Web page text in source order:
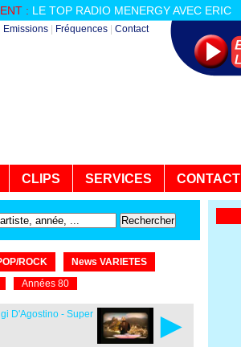
: LE TOP RADIO MENERGY AVEC ERIC
Emissions Fréquences Contact
CLIPS SERVICES CONTACT
ROCK
News VARIETES
Années 80
►
D'Agostino - Super